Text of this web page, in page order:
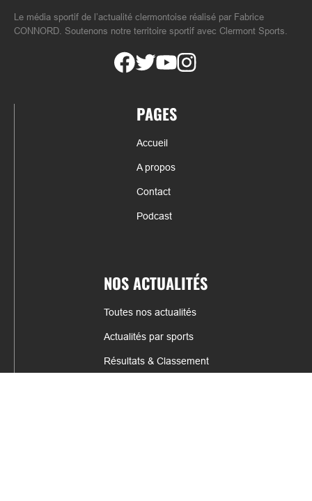
Le média sportif de l’actualité clermontoise réalisé par Fabrice
CONNORD. Soutenons notre territoire sportif avec Clermont Sports.
PAGES
Accueil
A propos
Contact
Podcast
NOS ACTUALITÉS
Toutes nos actualités
Actualités par sports
Résultats & Classement